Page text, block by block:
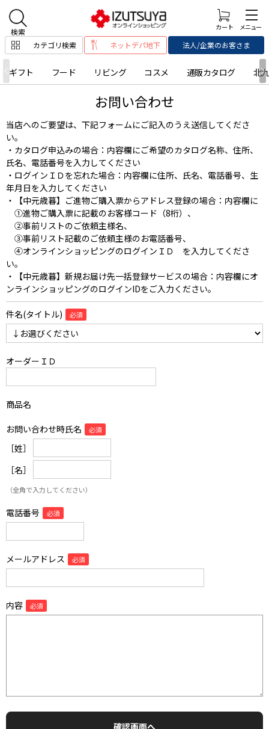
カテゴリ検索 ネットデパ地下 法人/企業のお客さま
ギフト フード リビング コスメ 通販カタログ 北
お問い合わせ
当店へのご要望は、下記フォームにご記入のうえ送信してくださ
い。
・カタログ申込みの場合：内容欄にご希望のカタログ名称、住所、
氏名、電話番号を入力してください
・ログインＩＤを忘れた場合：内容欄に住所、氏名、電話番号、生
年月日を入力してください
・【中元歳暮】ご進物ご購入票からアドレス登録の場合：内容欄に
①進物ご購入票に記載のお客様コード（8桁）、
②事前リストのご依頼主様名、
③事前リスト記載のご依頼主様のお電話番号、
④オンラインショッピングのログインＩＤ を入力してくださ
い。
・【中元歳暮】新規お届け先一括登録サービスの場合：内容欄にオ
ンラインショッピングのログインIDをご入力ください。
件名(タイトル)
オーダーＩＤ
商品名
お問い合わせ時氏名
［姓］
［名］
（全角で入力してください）
電話番号
メールアドレス
内容